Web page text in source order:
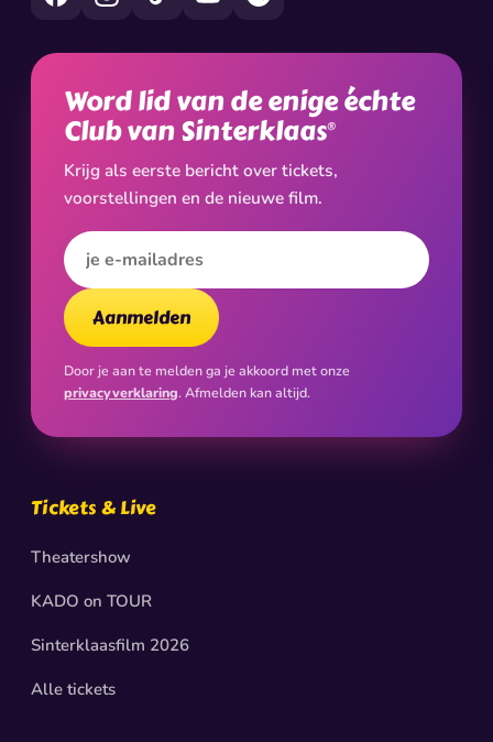
Word lid van de enige échte
Club van Sinterklaas®
Krijg als eerste bericht over tickets,
voorstellingen en de nieuwe film.
E-mailadres
Aanmelden
Door je aan te melden ga je akkoord met onze
privacyverklaring. Afmelden kan altijd.
Tickets & Live
Theatershow
KADO on TOUR
Sinterklaasfilm 2026
Alle tickets